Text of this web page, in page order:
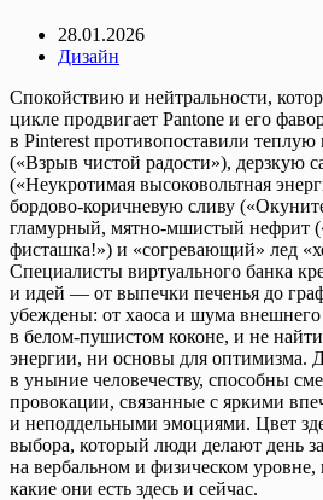
28.01.2026
Дизайн
Спокойствию и нейтральности,
цикле продвигает Pantone и его
в Pinterest противопоставили
(«Взрыв чистой радости»), дерзкую
(«Неукротимая высоковольтная
бордово-коричневую сливу
гламурный, мятно-мшистый нефрит
фисташка!») и «согревающий» лед
Специалисты виртуального банка
и идей — от выпечки печенья до
убеждены: от хаоса и шума
в белом-пушистом коконе, и не
энергии, ни основы для оптимизма.
в уныние человечеству, способны
провокации, связанные с яркими
и неподдельными эмоциями. Цвет
выбора, который люди делают день
на вербальном и физическом уровне,
какие они есть здесь и сейчас.